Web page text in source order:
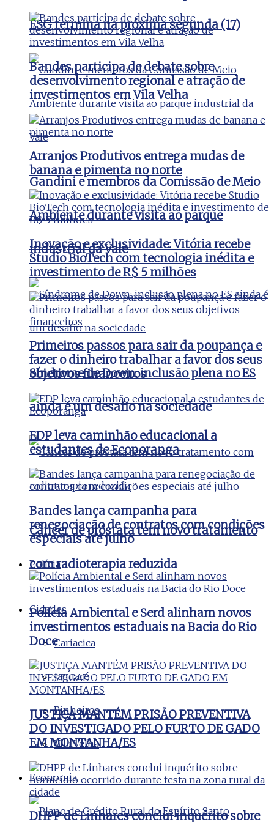
ESG termina na próxima segunda (17)
Gandini e membros da Comissão de Meio
Ambiente durante visita ao parque
industrial da Vale
Síndrome de Down: inclusão plena no ES
ainda é um desafio na sociedade
Câncer de próstata tem novo tratamento
com radioterapia reduzida
Cidades
Cariacica
Jaguaré
Pinheiros
Vila Velha
Economia
Bandes participa de debate sobre
desenvolvimento regional e atração de
investimentos em Vila Velha
Arranjos Produtivos entrega mudas de
banana e pimenta no norte
Inovação e exclusividade: Vitória recebe
Studio BioTech com tecnologia inédita e
investimento de R$ 5 milhões
Primeiros passos para sair da poupança e
fazer o dinheiro trabalhar a favor dos seus
objetivos financeiros
EDP leva caminhão educacional a
estudantes de Ecoporanga
Bandes lança campanha para
renegociação de contratos com condições
especiais até julho
Polícia
Polícia Ambiental e Serd alinham novos
investimentos estaduais na Bacia do Rio
Doce
JUSTIÇA MANTÉM PRISÃO PREVENTIVA
DO INVESTIGADO PELO FURTO DE GADO
EM MONTANHA/ES
DHPP de Linhares conclui inquérito sobre